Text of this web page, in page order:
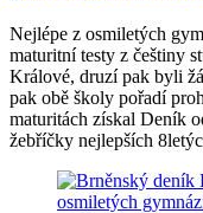
Nejlépe z osmiletých
maturitní testy z češtiny
Králové, druzí pak byli
pak obě školy pořadí
maturitách získal Deník
žebříčky nejlepších